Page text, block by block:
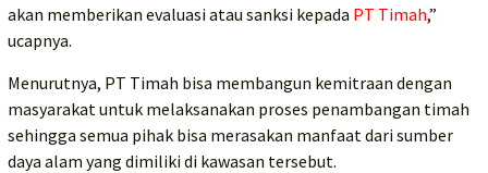
akan memberikan evaluasi atau sanksi kepada PT Timah,”
ucapnya.
Menurutnya, PT Timah bisa membangun kemitraan dengan
masyarakat untuk melaksanakan proses penambangan timah
sehingga semua pihak bisa merasakan manfaat dari sumber
daya alam yang dimiliki di kawasan tersebut.